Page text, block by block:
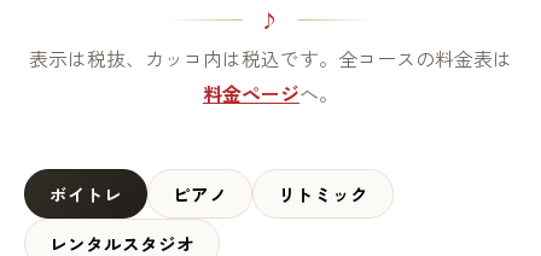
表示は税抜、カッコ内は税込です。全コースの料金表は
料金ページへ。
ボイトレ ピアノ
リトミック
レンタルスタジオ